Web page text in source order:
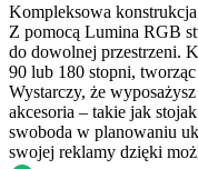
Kompleksowa konstrukcja
Z pomocą Lumina RGB
do dowolnej przestrzeni.
90 lub 180 stopni,
Wystarczy, że
akcesoria – takie jak
swoboda w planowaniu
swojej reklamy dzięki